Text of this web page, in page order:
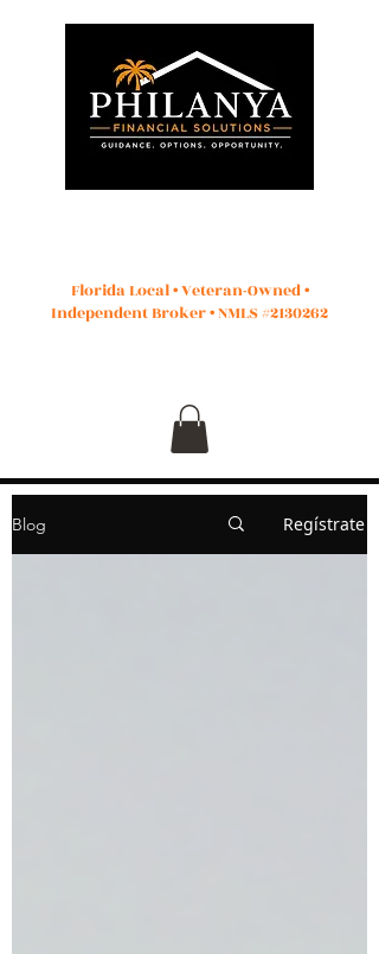
Florida Local • Veteran-Owned •
Independent Broker • NMLS #2130262
Blog Regístrate